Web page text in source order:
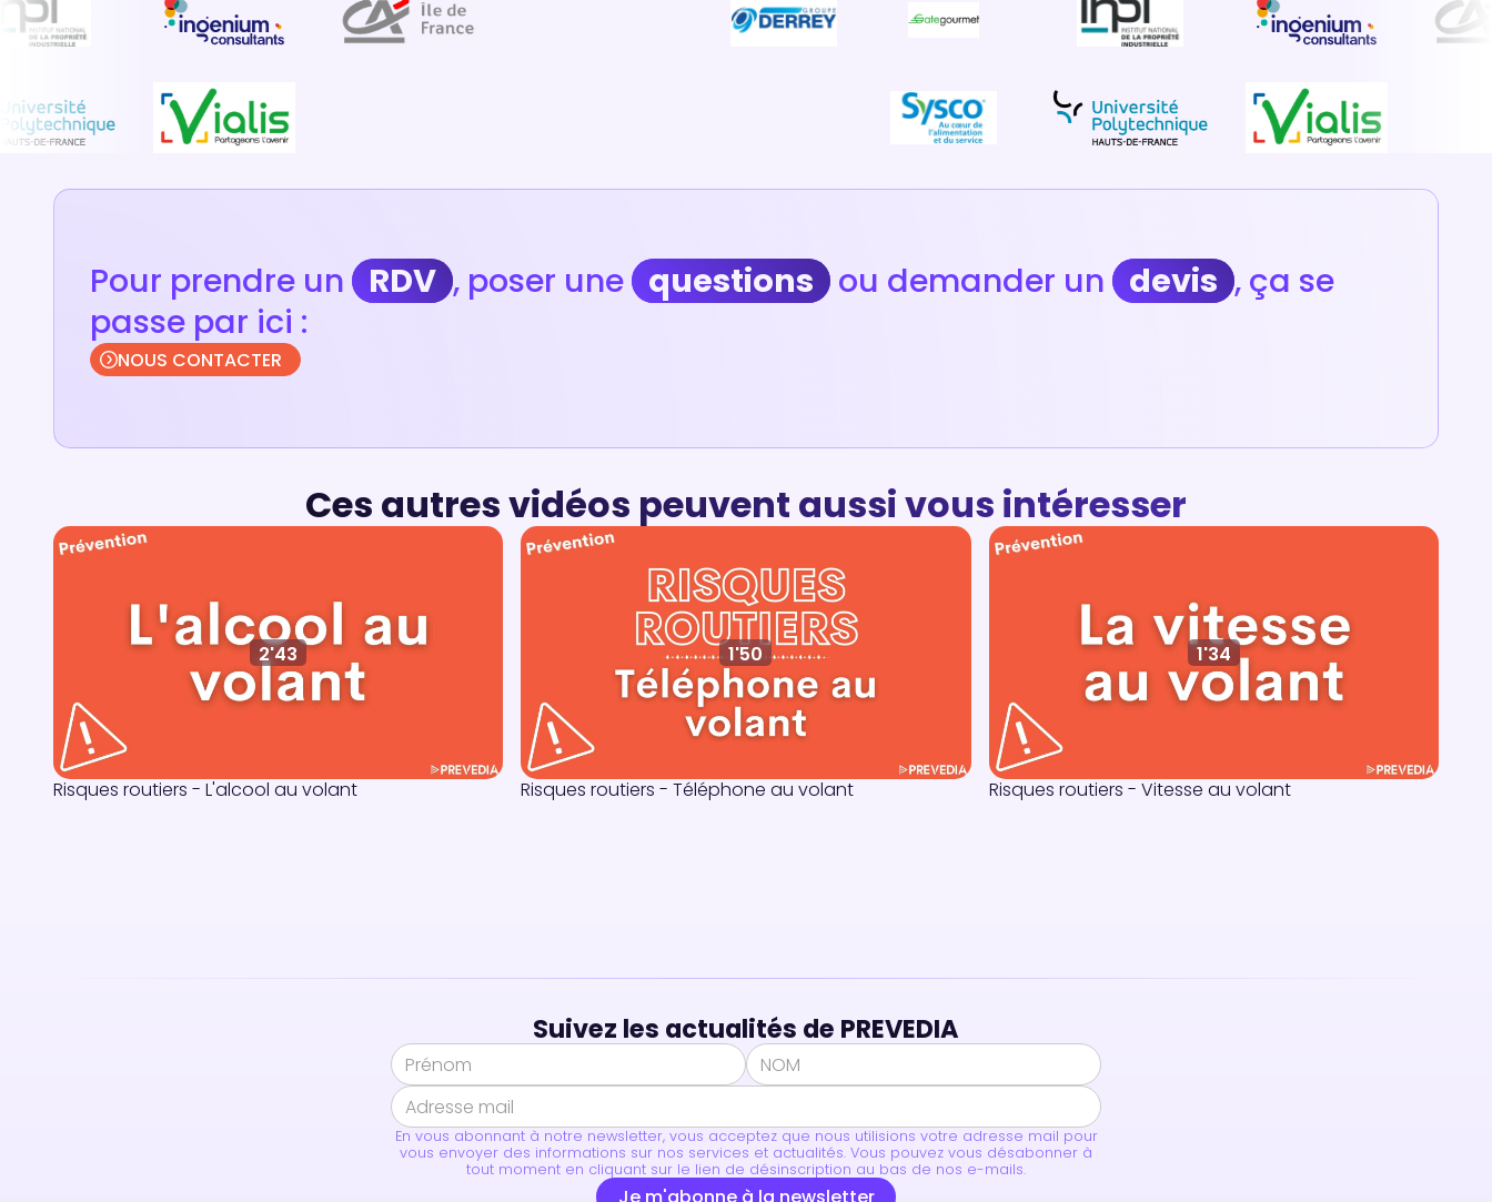
Pour prendre un RDV , poser une questions ou demander un devis , ça se
passe par ici :
NOUS CONTACTER
Ces autres vidéos peuvent aussi vous intéresser
2'43
Risques routiers - L'alcool au volant
1'50
Risques routiers - Téléphone au volant
1'34
Risques routiers - Vitesse au volant
Suivez les actualités de PREVEDIA
En vous abonnant à notre newsletter, vous acceptez que nous utilisions votre adresse mail pour
vous envoyer des informations sur nos services et actualités. Vous pouvez vous désabonner à
tout moment en cliquant sur le lien de désinscription au bas de nos e-mails.